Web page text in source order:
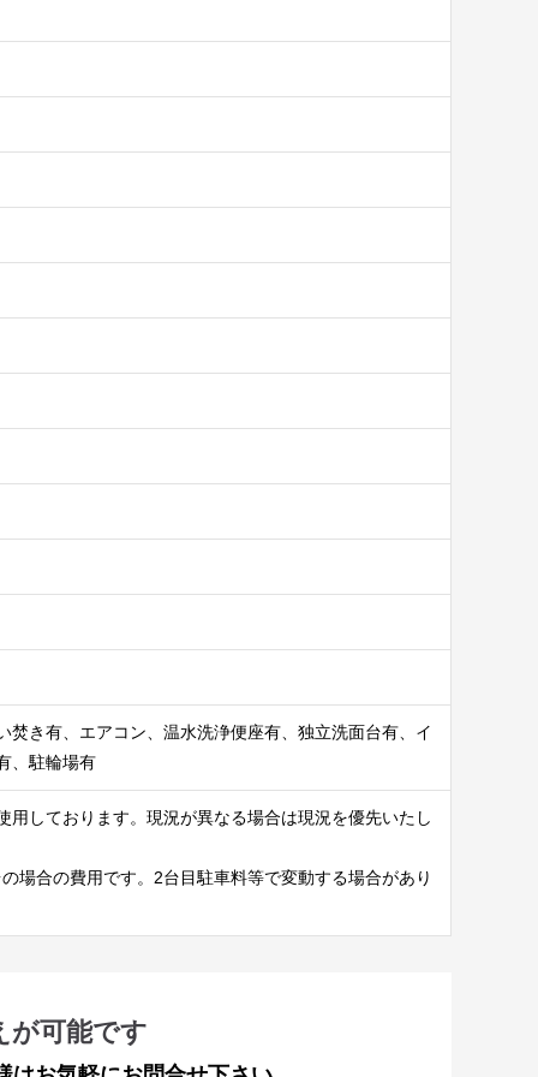
き有、エアコン、温水洗浄便座有、独立洗面台有、イ
、駐輪場有
しております。現況が異なる場合は現況を優先いたし
場合の費用です。2台目駐車料等で変動する場合があり
が可能です